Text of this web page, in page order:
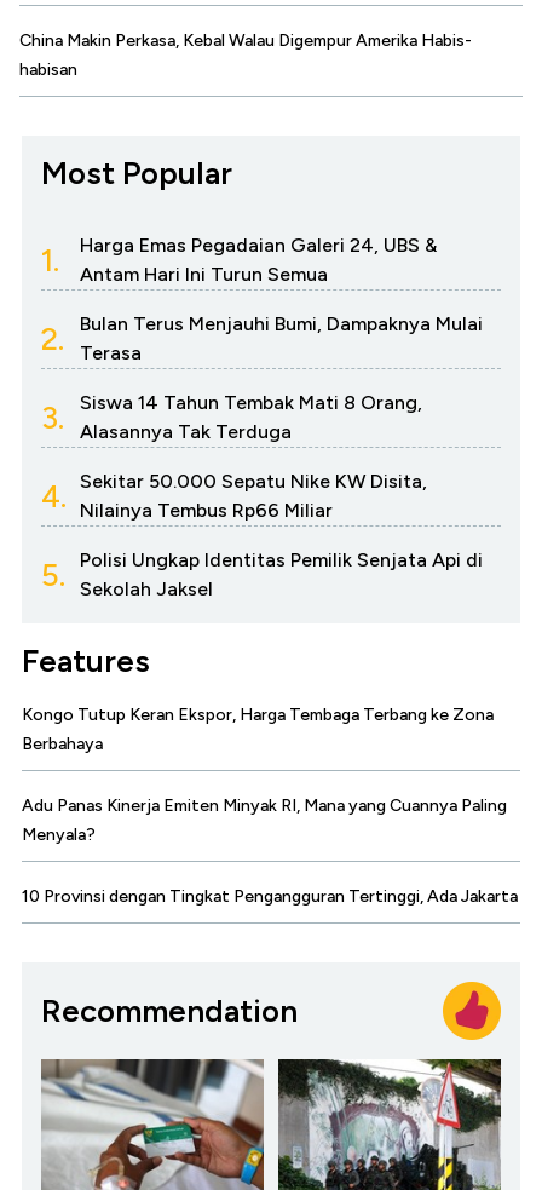
China Makin Perkasa, Kebal Walau Digempur Amerika Habis-
habisan
Most Popular
1.
Harga Emas Pegadaian Galeri 24, UBS &
Antam Hari Ini Turun Semua
2.
Bulan Terus Menjauhi Bumi, Dampaknya Mulai
Terasa
3.
Siswa 14 Tahun Tembak Mati 8 Orang,
Alasannya Tak Terduga
4.
Sekitar 50.000 Sepatu Nike KW Disita,
Nilainya Tembus Rp66 Miliar
5.
Polisi Ungkap Identitas Pemilik Senjata Api di
Sekolah Jaksel
Features
Kongo Tutup Keran Ekspor, Harga Tembaga Terbang ke Zona
Berbahaya
Adu Panas Kinerja Emiten Minyak RI, Mana yang Cuannya Paling
Menyala?
10 Provinsi dengan Tingkat Pengangguran Tertinggi, Ada Jakarta
Recommendation